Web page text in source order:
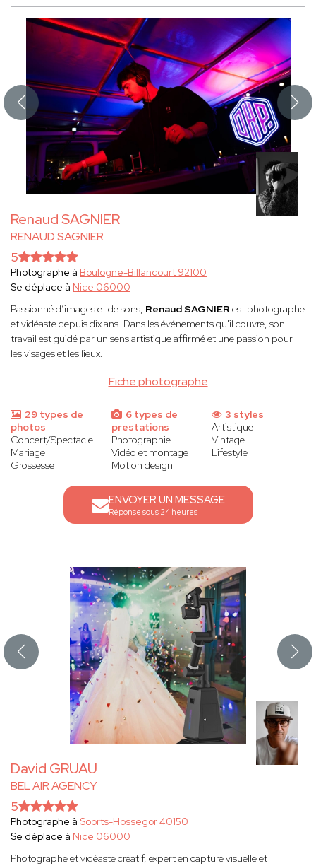
Renaud SAGNIER
RENAUD SAGNIER
Fiche photographe
5
Photographe à Boulogne-Billancourt 92100
Se déplace à Nice 06000
Passionné d’images et de sons, Renaud SAGNIER est photographe
et vidéaste depuis dix ans. Dans les événements qu'il couvre, son
travail est guidé par un sens artistique affirmé et une passion pour
les visages et les lieux.
29 types de
photos
Concert/Spectacle
Mariage
Grossesse
6 types de
prestations
Photographie
Vidéo et montage
Motion design
3 styles
Artistique
Vintage
Lifestyle
ENVOYER UN MESSAGE
Réponse sous 24 heures
David GRUAU
BEL AIR AGENCY
5
Photographe à Soorts-Hossegor 40150
Se déplace à Nice 06000
Photographe et vidéaste créatif, expert en capture visuelle et